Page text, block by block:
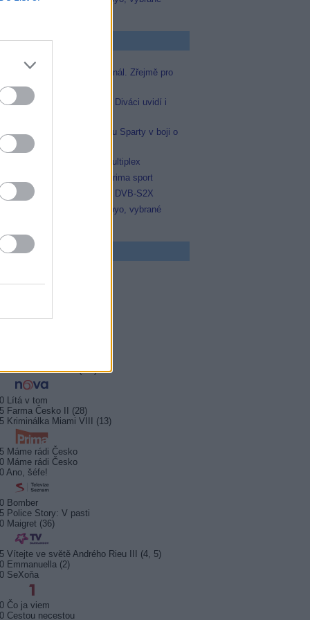
Zprávičky
Skylink spustil nový Test kanál. Zřejmě pro
Prima sport
zařadí Prima sport. Diváci uvidí i
Prima sport odvysílá i odvetu Sparty v boji o
mistrů
Operátor Du převzal další multiplex
Antik TV potvrdil zařazení Prima sport
Networks přešla na DVB-S2X
Niké liga opět komplet na Voyo, vybrané
program
Hercule Poirot
Ohněm a mečem (2/2)
Lítá v tom
Farma Česko II (28)
Kriminálka Miami VIII (13)
Máme rádi Česko
Máme rádi Česko
Ano, šéfe!
Bomber
Police Story: V pasti
Maigret (36)
Vítejte ve světě Andrého Rieu III (4, 5)
Emmanuella (2)
SeXoňa
Čo ja viem
Cestou necestou